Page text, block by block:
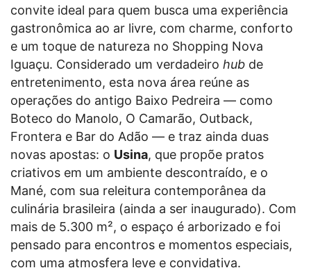
convite ideal para quem busca uma experiência
gastronômica ao ar livre, com charme, conforto
e um toque de natureza no Shopping Nova
Iguaçu. Considerado um verdadeiro hub de
entretenimento, esta nova área reúne as
operações do antigo Baixo Pedreira — como
Boteco do Manolo, O Camarão, Outback,
Frontera e Bar do Adão — e traz ainda duas
novas apostas: o Usina, que propõe pratos
criativos em um ambiente descontraído, e o
Mané, com sua releitura contemporânea da
culinária brasileira (ainda a ser inaugurado). Com
mais de 5.300 m², o espaço é arborizado e foi
pensado para encontros e momentos especiais,
com uma atmosfera leve e convidativa.